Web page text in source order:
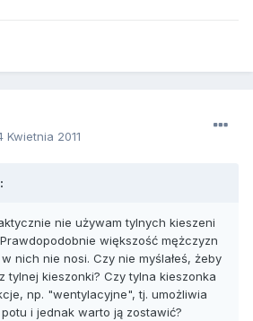
Kwietnia 2011
nie używam tylnych kieszeni
większość mężczyzn
nich nie nosi. Czy nie myślałeś, żeby
tylnej kieszonki? Czy tylna kieszonka
np. "wentylacyjne", tj. umożliwia
i jednak warto ją zostawić?